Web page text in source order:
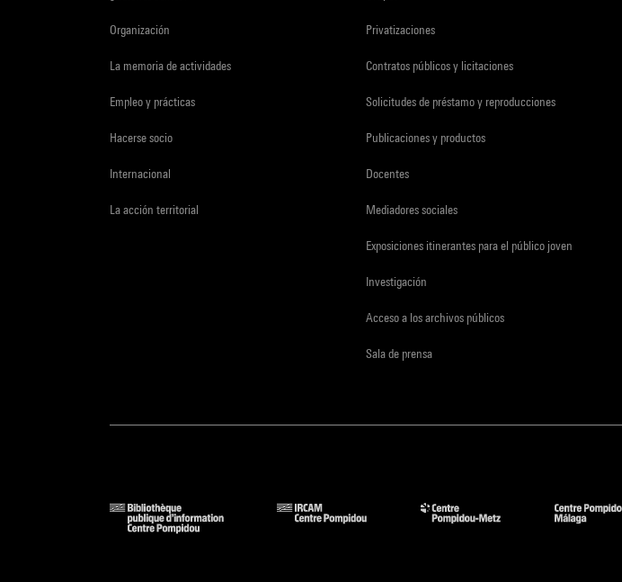
Organización
La memoria de actividades
Empleo y prácticas
Hacerse socio
Internacional
La acción territorial
Privatizaciones
Contratos públicos y licitaciones
Solicitudes de préstamo y reproducciones
Publicaciones y productos
Docentes
Mediadores sociales
Exposiciones itinerantes para el público joven
Investigación
Acceso a los archivos públicos
Sala de prensa